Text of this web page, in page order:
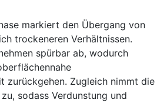
markiert den Übergang von
trockeneren Verhältnissen.
spürbar ab, wodurch
zurückgehen. Zugleich nimmt die
sodass Verdunstung und